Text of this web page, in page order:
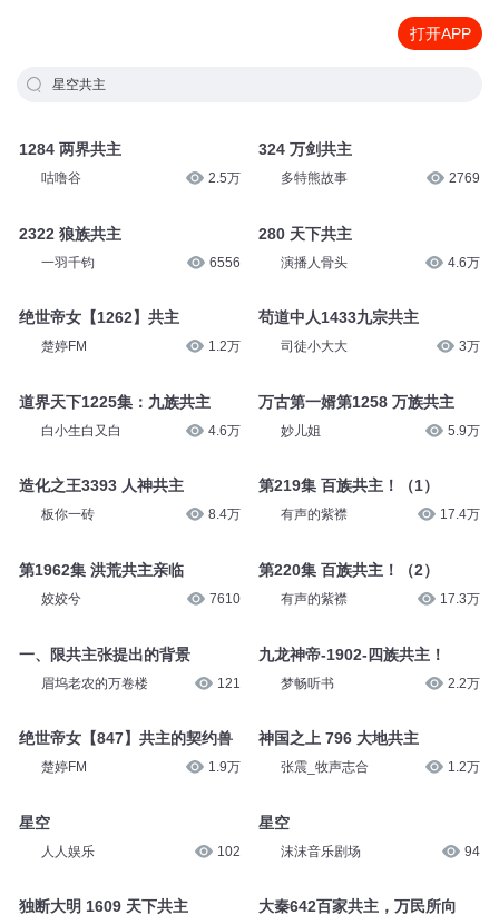
打开APP
星空共主
1284 两界共主
咕噜谷 2.5万
2322 狼族共主
一羽千钧 6556
绝世帝女【1262】共主
楚婷FM 1.2万
道界天下1225集：九族共主
白小生白又白 4.6万
造化之王3393 人神共主
板你一砖 8.4万
第1962集 洪荒共主亲临
姣姣兮 7610
一、限共主张提出的背景
眉坞老农的万卷楼 121
绝世帝女【847】共主的契约兽
楚婷FM 1.9万
星空
人人娱乐 102
独断大明 1609 天下共主
324 万剑共主
多特熊故事 2769
280 天下共主
演播人骨头 4.6万
苟道中人1433九宗共主
司徒小大大 3万
万古第一婿第1258 万族共主
妙儿姐 5.9万
第219集 百族共主！（1）
有声的紫襟 17.4万
第220集 百族共主！（2）
有声的紫襟 17.3万
九龙神帝-1902-四族共主！
梦畅听书 2.2万
神国之上 796 大地共主
张震_牧声志合 1.2万
星空
沫沫音乐剧场 94
大秦642百家共主，万民所向